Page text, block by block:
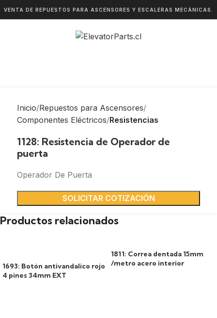
VENTA DE REPUESTOS PARA ASCENSORES Y ESCALERAS MECÁNICAS.
Inicio Repuestos para Ascensores
Componentes Eléctricos Resistencias
1128: Resistencia de Operador de
puerta
Operador De Puerta
SOLICITAR COTIZACIÓN
Productos relacionados
1693: Botón antivandalico rojo
4 pines 34mm EXT
1811: Correa dentada 15mm
/metro acero interior